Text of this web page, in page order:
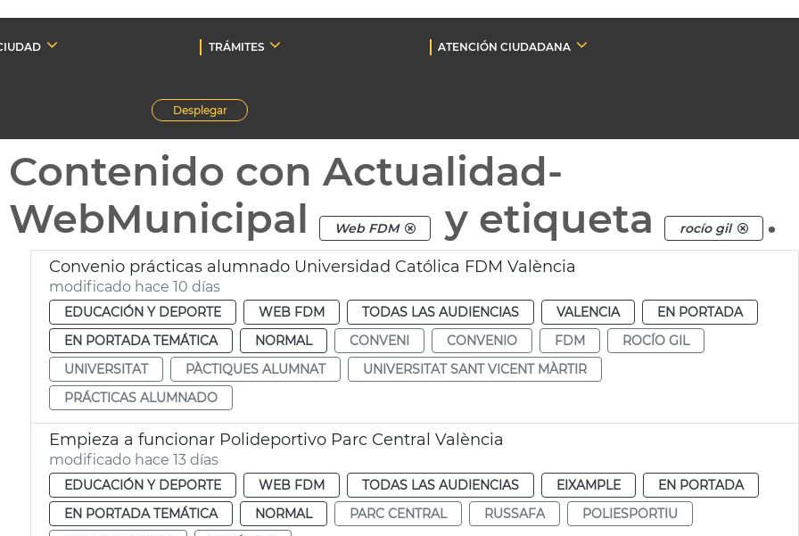
TRÁMITES
ATENCIÓN CIUDADANA
Desplegar
Contenido con Actualidad-
WebMunicipal
Web FDM y etiqueta rocío gil .
Convenio prácticas alumnado Universidad Católica FDM València
modificado hace 10 días
EDUCACIÓN Y DEPORTE WEB FDM TODAS LAS AUDIENCIAS VALENCIA
EN PORTADA
EN PORTADA TEMÁTICA
NORMAL CONVENI CONVENIO FDM
ROCÍO GIL
UNIVERSITAT
PÀCTIQUES ALUMNAT
UNIVERSITAT SANT VICENT MÀRTIR
PRÁCTICAS ALUMNADO
Empieza a funcionar Polideportivo Parc Central València
modificado hace 13 días
EDUCACIÓN Y DEPORTE WEB FDM TODAS LAS AUDIENCIAS EIXAMPLE
EN PORTADA
EN PORTADA TEMÁTICA
NORMAL PARC CENTRAL RUSSAFA
POLIESPORTIU